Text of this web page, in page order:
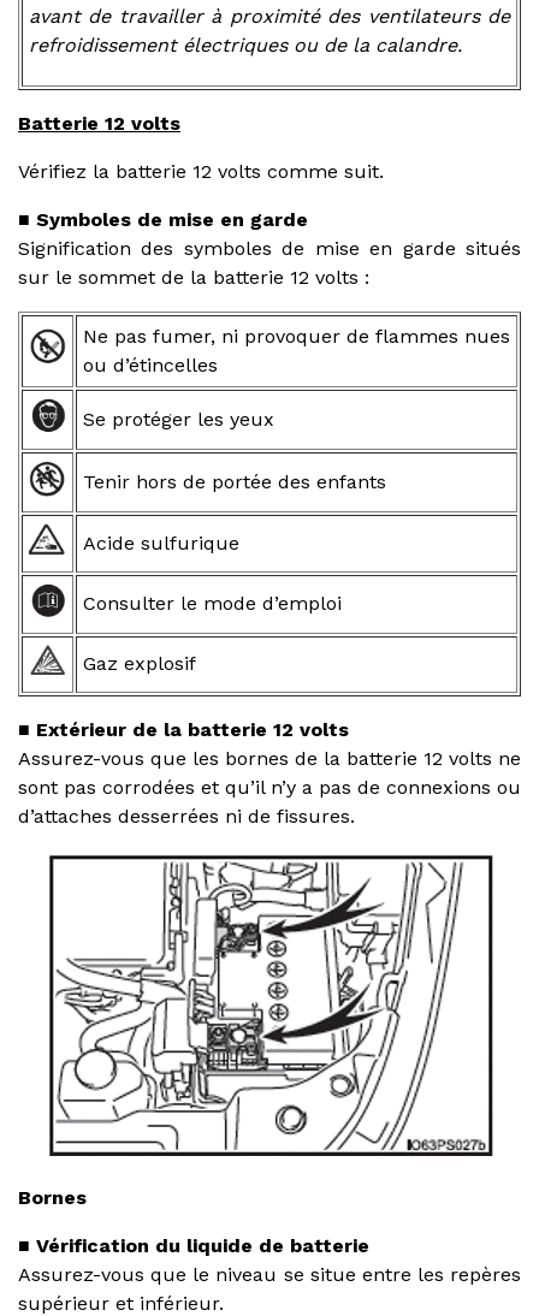
avant de travailler à proximité des ventilateurs de
refroidissement électriques ou de la calandre.
Batterie 12 volts
Vérifiez la batterie 12 volts comme suit.
■ Symboles de mise en garde
Signification des symboles de mise en garde situés
sur le sommet de la batterie 12 volts :
Ne pas fumer, ni provoquer de flammes nues
ou d’étincelles
Se protéger les yeux
Tenir hors de portée des enfants
Acide sulfurique
Consulter le mode d’emploi
Gaz explosif
■ Extérieur de la batterie 12 volts
Assurez-vous que les bornes de la batterie 12 volts ne
sont pas corrodées et qu’il n’y a pas de connexions ou
d’attaches desserrées ni de fissures.
Bornes
■ Vérification du liquide de batterie
Assurez-vous que le niveau se situe entre les repères
supérieur et inférieur.